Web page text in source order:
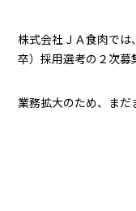
株式会社ＪＡ食肉で
卒）採用選考の２次募
業務拡大のため、ま